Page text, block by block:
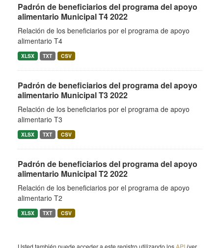
Padrón de beneficiarios del programa del apoyo
alimentario Municipal T4 2022
Relación de los beneficiarios por el programa de apoyo
alimentario T4
XLSX TXT CSV
Padrón de beneficiarios del programa del apoyo
alimentario Municipal T3 2022
Relación de los beneficiarios por el programa de apoyo
alimentario T3
XLSX TXT CSV
Padrón de beneficiarios del programa del apoyo
alimentario Municipal T2 2022
Relación de los beneficiarios por el programa de apoyo
alimentario T2
XLSX TXT CSV
Usted también puede acceder a este registro utilizando los API (ver